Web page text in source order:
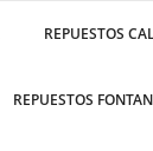
REPUESTOS
REPUESTOS